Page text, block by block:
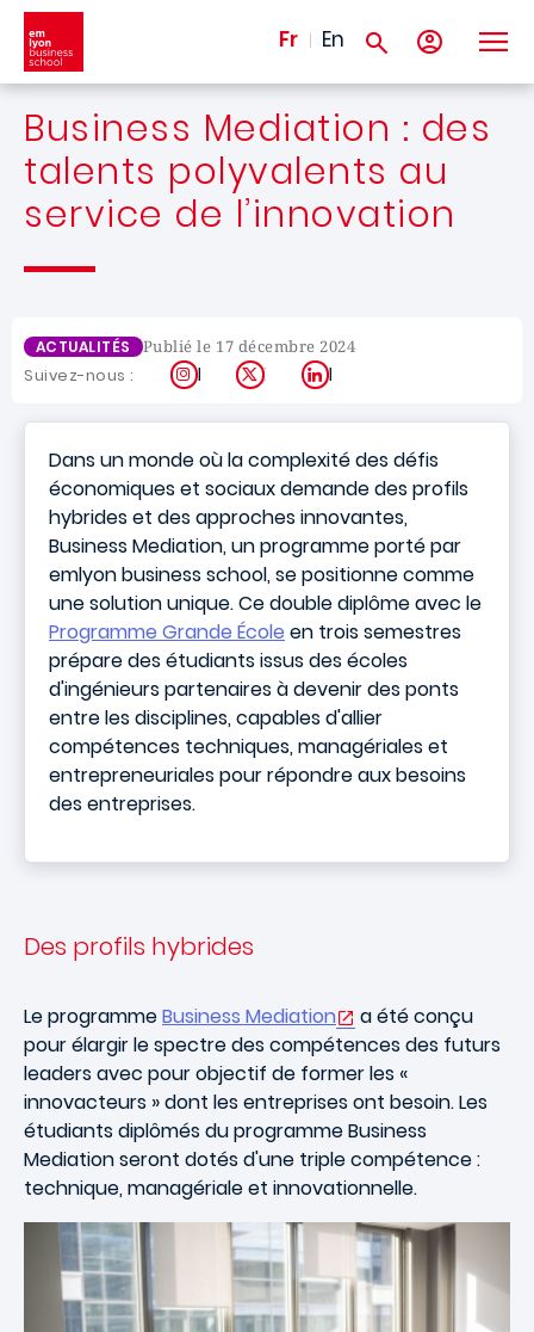
Aller au contenu principal
Fr En
Business Mediation : des
talents polyvalents au
service de l’innovation
ACTUALITÉS Publié le 17 décembre 2024
Suivez-nous : Instagram
X LinkedIn
Dans un monde où la complexité des défis
économiques et sociaux demande des profils
hybrides et des approches innovantes,
Business Mediation, un programme porté par
emlyon business school, se positionne comme
une solution unique. Ce double diplôme avec le
Programme Grande École en trois semestres
prépare des étudiants issus des écoles
d'ingénieurs partenaires à devenir des ponts
entre les disciplines, capables d'allier
compétences techniques, managériales et
entrepreneuriales pour répondre aux besoins
des entreprises.
Des profils hybrides
Le programmeBusiness Mediation
a été conçu
pour élargir le spectre des compétences des futurs
leaders avec pour objectif de former les «
innovacteurs » dont les entreprises ont besoin. Les
étudiants diplômés du programme Business
Mediation seront dotés d'une triple compétence :
technique, managériale et innovationnelle.